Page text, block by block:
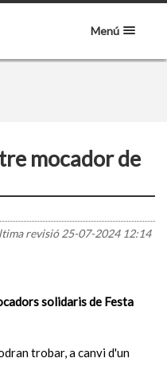
Menú
mocador de
revisió25-07-2024 12:14
solidaris de Festa
trobar, a canvi d'un